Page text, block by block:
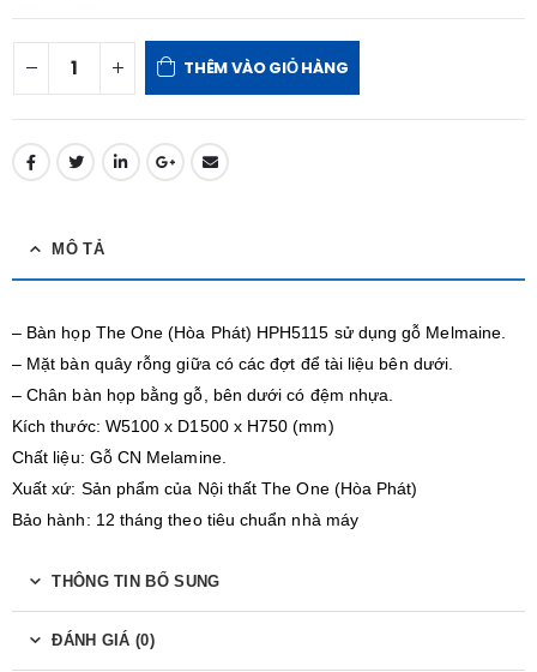
THÊM VÀO GIỎ HÀNG
MÔ TẢ
– Bàn họp The One (Hòa Phát) HPH5115 sử dụng gỗ Melmaine.
– Mặt bàn quây rỗng giữa có các đợt để tài liệu bên dưới.
– Chân bàn họp bằng gỗ, bên dưới có đệm nhựa.
Kích thước: W5100 x D1500 x H750 (mm)
Chất liệu: Gỗ CN Melamine.
Xuất xứ: Sản phẩm của Nội thất The One (Hòa Phát)
Bảo hành: 12 tháng theo tiêu chuẩn nhà máy
THÔNG TIN BỔ SUNG
ĐÁNH GIÁ (0)